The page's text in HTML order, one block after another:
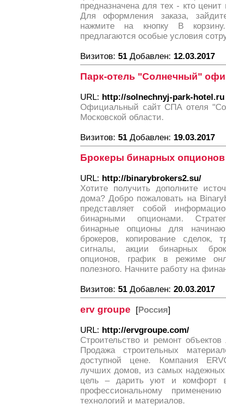
предназначена для тех - кто
Для оформления заказа,
нажмите на кнопку В
предлагаются особые условия
Визитов: 51 Добавлен: 12.03.2017
Парк-отель "Солнечный"
URL: http://solnechnyj-park-hotel.ru
Официальный сайт СПА отеля
Московской области.
Визитов: 51 Добавлен: 19.03.2017
Брокеры бинарных опционов
URL: http://binarybrokers2.su/
Хотите получить дополните
дома? Добро пожаловать на
представляет собой
бинарными опционами.
бинарные опционы для
брокеров, копирование сделок,
сигналы, акции бинарных
опционов, график в режиме
полезного. Начните работу на
Визитов: 51 Добавлен: 20.03.2017
erv groupе [Россия]
URL: http://ervgroupe.com/
Строительство и ремонт
Продажа строительных
доступной цене. Компания
лучших домов, из самых
цель – дарить уют и комфорт
профессиональному
технологий и материалов.